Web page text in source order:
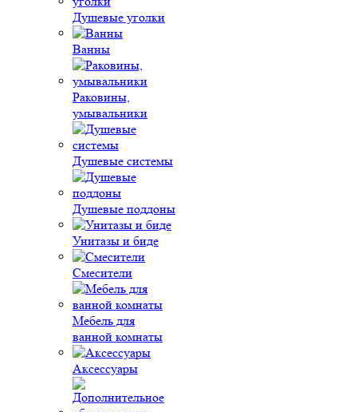
Душевые уголки
Ванны
Раковины,
умывальники
Душевые системы
Душевые поддоны
Унитазы и биде
Смесители
Мебель для
ванной комнаты
Аксессуары